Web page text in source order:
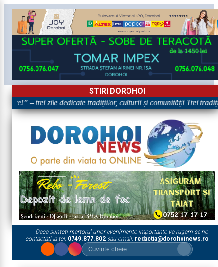
STIRI DOROHOI
– trei zile dedicate tradițiilor, culturii și comunității Trei
Daca sunteti martorul unor evenimente importante va rugam sa ne
contactati la tel: 0749.877.802sau email: redactia@dorohoinews.ro